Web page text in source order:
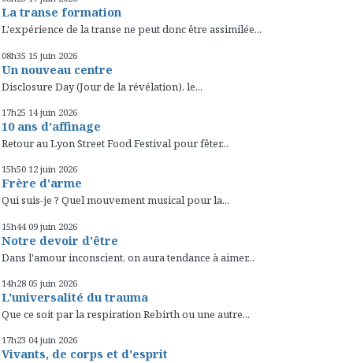
La transe formation
L'expérience de la transe ne peut donc être assimilée...
08h35 15 juin 2026
Un nouveau centre
Disclosure Day (Jour de la révélation), le...
17h25 14 juin 2026
10 ans d’affinage
Retour au Lyon Street Food Festival pour fêter...
15h50 12 juin 2026
Frère d'arme
Qui suis-je ? Quel mouvement musical pour la...
15h44 09 juin 2026
Notre devoir d'être
Dans l'amour inconscient, on aura tendance à aimer...
14h28 05 juin 2026
L'universalité du trauma
Que ce soit par la respiration Rebirth ou une autre...
17h23 04 juin 2026
Vivants, de corps et d'esprit